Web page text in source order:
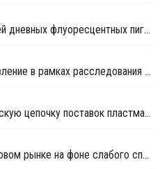
DKSH займется дистрибуцией дневных флуоресцентных пигментов Brilliant Group в Европе
Еврокомиссия усиливает давление в рамках расследования дела о картеле на рынке строительной химии
Растет давление на европейскую цепочку поставок пластмасс
Цены на ПВХ падают на мировом рынке на фоне слабого спроса и высокого давления на рынки